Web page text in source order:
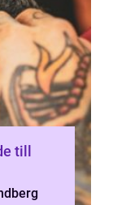
till